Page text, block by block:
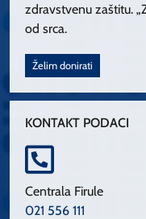
zdravstvenu zaštitu.
od srca.
Želim donirati
KONTAKT PODACI
Centrala Firule
021 556 111